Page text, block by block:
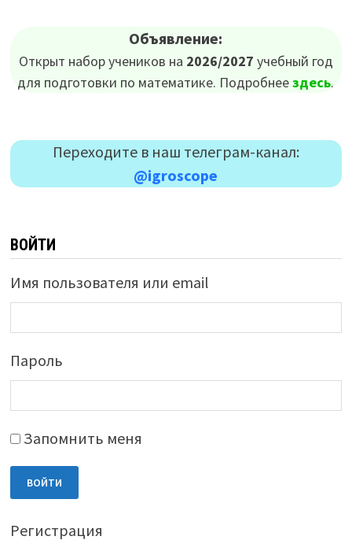
Объявление:
Открыт набор учеников на 2026/2027 учебный год
для подготовки по математике. Подробнеездесь.
Переходите в наш телеграм-канал:
@igroscope
ВОЙТИ
Имя пользователя или email
Пароль
Запомнить меня
ВОЙТИ
Регистрация